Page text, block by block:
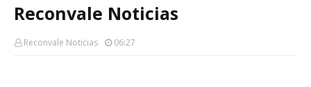
Reconvale Noticias
Reconvale Noticias 06:27